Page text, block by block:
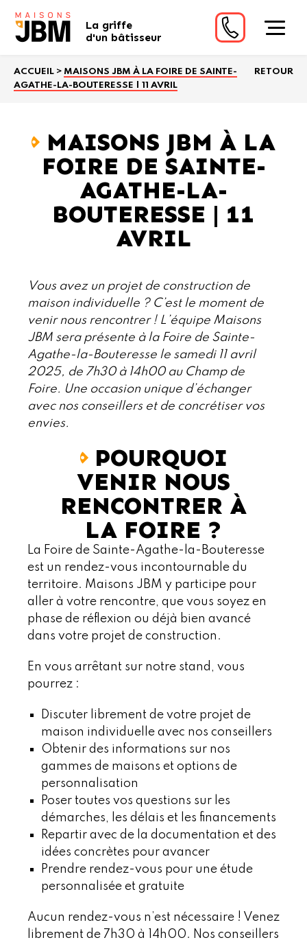
La griffe
d'un bâtisseur
ACCUEIL > MAISONS JBM À LA FOIRE DE SAINTE-
AGATHE-LA-BOUTERESSE | 11 AVRIL
RETOUR
MAISONS JBM À LA
FOIRE DE SAINTE-
AGATHE-LA-
BOUTERESSE | 11
AVRIL
Vous avez un projet de construction de
maison individuelle ? C’est le moment de
venir nous rencontrer ! L’équipe Maisons
JBM sera présente à la Foire de Sainte-
Agathe-la-Bouteresse le samedi 11 avril
2025, de 7h30 à 14h00 au Champ de
Foire. Une occasion unique d’échanger
avec nos conseillers et de concrétiser vos
envies.
POURQUOI
VENIR NOUS
RENCONTRER À
LA FOIRE ?
La Foire de Sainte-Agathe-la-Bouteresse
est un rendez-vous incontournable du
territoire. Maisons JBM y participe pour
aller à votre rencontre, que vous soyez en
phase de réflexion ou déjà bien avancé
dans votre projet de construction.
En vous arrêtant sur notre stand, vous
pourrez :
Discuter librement de votre projet de
maison individuelle avec nos conseillers
Obtenir des informations sur nos
gammes de maisons et options de
personnalisation
Poser toutes vos questions sur les
démarches, les délais et les financements
Repartir avec de la documentation et des
idées concrètes pour avancer
Prendre rendez-vous pour une étude
personnalisée et gratuite
Aucun rendez-vous n’est nécessaire ! Venez
librement de 7h30 à 14h00. Nos conseillers